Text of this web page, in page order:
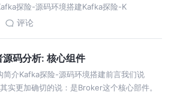
探险-源码环境搭建Kafka探险-K
评论
码分析: 核心组件
介Kafka探险-源码环境搭建前言我们说
实更加确切的说：是Broker这个核心部件。